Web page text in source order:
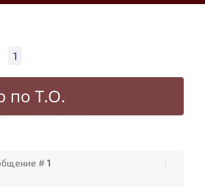
1
по Т.О.
#1